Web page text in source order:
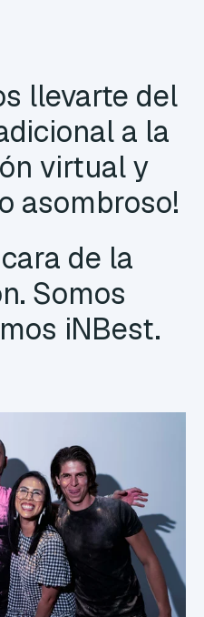
llevarte del
a la
virtual y
asombroso!
de la
Somos
iNBest.